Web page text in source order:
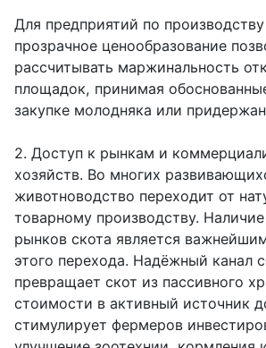
Для предприятий по
прозрачное ценообразование
рассчитывать маржинальность
площадок, принимая
закупке молодняка или
2. Доступ к рынкам и
хозяйств. Во многих
животноводство переходит от
товарному производству.
рынков скота является
этого перехода. Надёжный канал
превращает скот из пассивного
стоимости в активный источник
стимулирует фермеров